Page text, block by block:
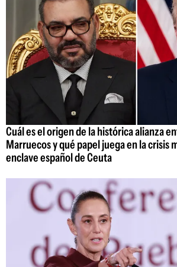
Cuál es el origen de la histórica alianza
Marruecos y qué papel juega en la crisis
enclave español de Ceuta